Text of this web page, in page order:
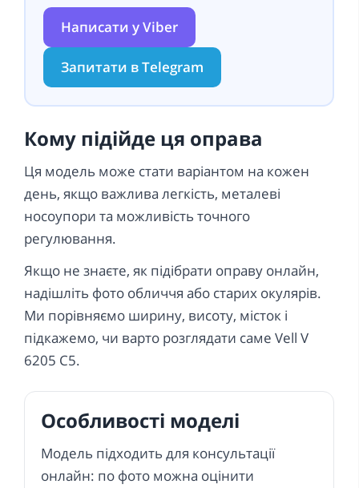
Написати у Viber
Запитати в Telegram
Кому підійде ця оправа
Ця модель може стати варіантом на кожен
день, якщо важлива легкість, металеві
носоупори та можливість точного
регулювання.
Якщо не знаєте, як підібрати оправу онлайн,
надішліть фото обличчя або старих окулярів.
Ми порівняємо ширину, висоту, місток і
підкажемо, чи варто розглядати саме Vell V
6205 C5.
Особливості моделі
Модель підходить для консультації
онлайн: по фото можна оцінити